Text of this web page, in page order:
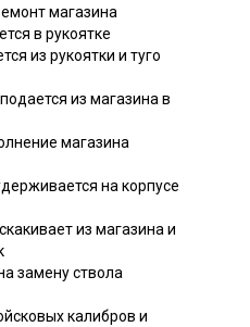
магазина
в рукоятке
из рукоятки и туго
из магазина в
магазина
на корпусе
из магазина и
замену ствола
калибров и